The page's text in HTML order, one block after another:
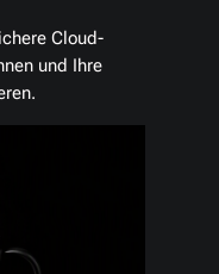
Cloud-
und Ihre